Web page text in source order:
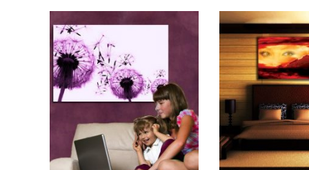
wiele
wariantów.
wybrać
na
stronie
produktu